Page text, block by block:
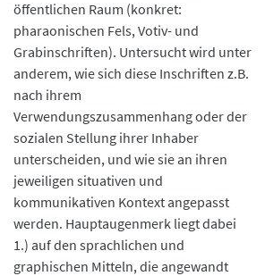
öffentlichen Raum (konkret:
pharaonischen Fels, Votiv- und
Grabinschriften). Untersucht wird unter
anderem, wie sich diese Inschriften z.B.
nach ihrem
Verwendungszusammenhang oder der
sozialen Stellung ihrer Inhaber
unterscheiden, und wie sie an ihren
jeweiligen situativen und
kommunikativen Kontext angepasst
werden. Hauptaugenmerk liegt dabei
1.) auf den sprachlichen und
graphischen Mitteln, die angewandt